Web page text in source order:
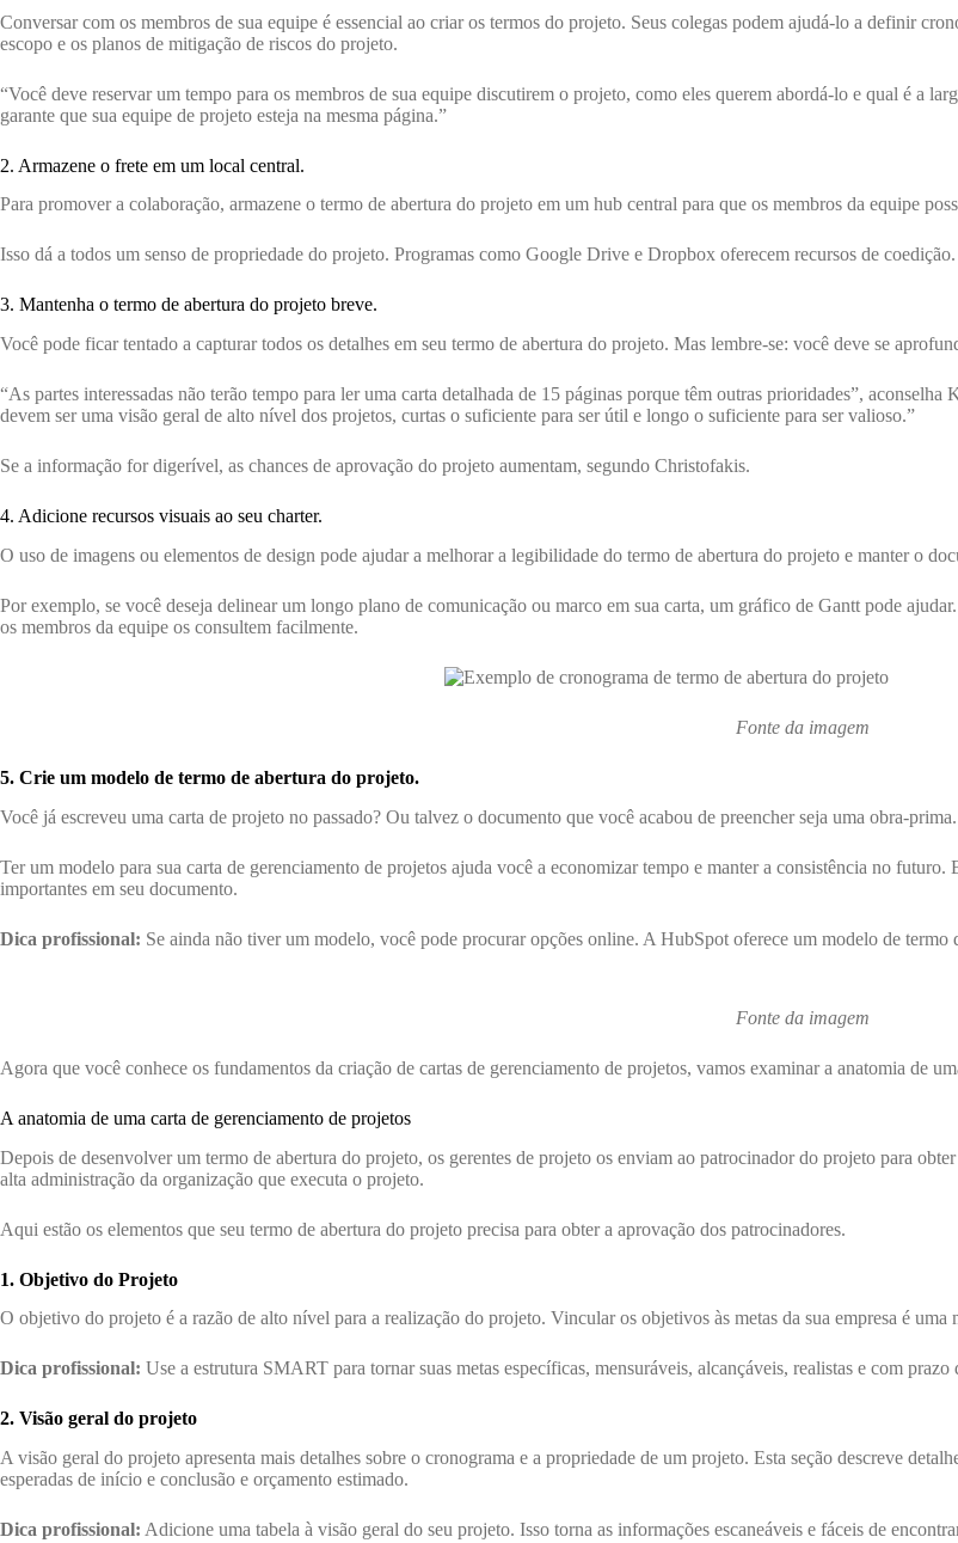
Conversar com os membros de sua equipe é essencial ao criar os termos do projeto. Seus colegas podem ajudá-lo a definir
escopo e os planos de mitigação de riscos do projeto.
“Você deve reservar um tempo para os membros de sua equipe discutirem o projeto, como eles querem abordá-lo e qual é a
garante que sua equipe de projeto esteja na mesma página.”
2. Armazene o frete em um local central.
Para promover a colaboração, armazene o termo de abertura do projeto em um hub central para que os membros da equipe
Isso dá a todos um senso de propriedade do projeto. Programas como Google Drive e Dropbox oferecem recursos de coedição.
3. Mantenha o termo de abertura do projeto breve.
Você pode ficar tentado a capturar todos os detalhes em seu termo de abertura do projeto. Mas lembre-se: você deve se
“As partes interessadas não terão tempo para ler uma carta detalhada de 15 páginas porque têm outras prioridades”,
devem ser uma visão geral de alto nível dos projetos, curtas o suficiente para ser útil e longo o suficiente para ser valioso.”
Se a informação for digerível, as chances de aprovação do projeto aumentam, segundo Christofakis.
4. Adicione recursos visuais ao seu charter.
O uso de imagens ou elementos de design pode ajudar a melhorar a legibilidade do termo de abertura do projeto e manter o
Por exemplo, se você deseja delinear um longo plano de comunicação ou marco em sua carta, um gráfico de Gantt pode
os membros da equipe os consultem facilmente.
Fonte da imagem
5. Crie um modelo de termo de abertura do projeto.
Você já escreveu uma carta de projeto no passado? Ou talvez o documento que você acabou de preencher seja uma obra-
Ter um modelo para sua carta de gerenciamento de projetos ajuda você a economizar tempo e manter a consistência no
importantes em seu documento.
Dica profissional: Se ainda não tiver um modelo, você pode procurar opções online. A HubSpot oferece um modelo de
Fonte da imagem
Agora que você conhece os fundamentos da criação de cartas de gerenciamento de projetos, vamos examinar a anatomia de
A anatomia de uma carta de gerenciamento de projetos
Depois de desenvolver um termo de abertura do projeto, os gerentes de projeto os enviam ao patrocinador do projeto para
alta administração da organização que executa o projeto.
Aqui estão os elementos que seu termo de abertura do projeto precisa para obter a aprovação dos patrocinadores.
1. Objetivo do Projeto
O objetivo do projeto é a razão de alto nível para a realização do projeto. Vincular os objetivos às metas da sua empresa é uma
Dica profissional: Use a estrutura SMART para tornar suas metas específicas, mensuráveis, alcançáveis, realistas e com prazo
2. Visão geral do projeto
A visão geral do projeto apresenta mais detalhes sobre o cronograma e a propriedade de um projeto. Esta seção descreve
esperadas de início e conclusão e orçamento estimado.
Dica profissional: Adicione uma tabela à visão geral do seu projeto. Isso torna as informações escaneáveis ​​e fáceis de